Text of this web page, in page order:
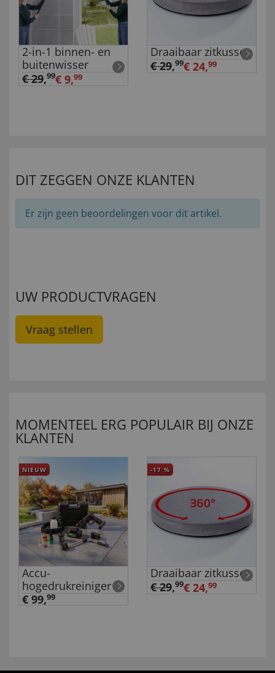
2-in-1 binnen- en
buitenwisser
€ 29,99€ 9,99
Draaibaar zitkussen
€ 29,99€ 24,99
DIT ZEGGEN ONZE KLANTEN
Er zijn geen beoordelingen voor dit artikel.
UW PRODUCTVRAGEN
Vraag stellen
MOMENTEEL ERG POPULAIR BIJ ONZE
KLANTEN
NIEUW
Accu-
hogedrukreiniger
€ 99,99
-17 %
Draaibaar zitkussen
€ 29,99€ 24,99